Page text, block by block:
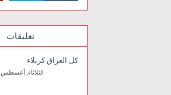
تعليقات
كل العراق كربلاء
الثلاثاء, أغسطس 11, 2020